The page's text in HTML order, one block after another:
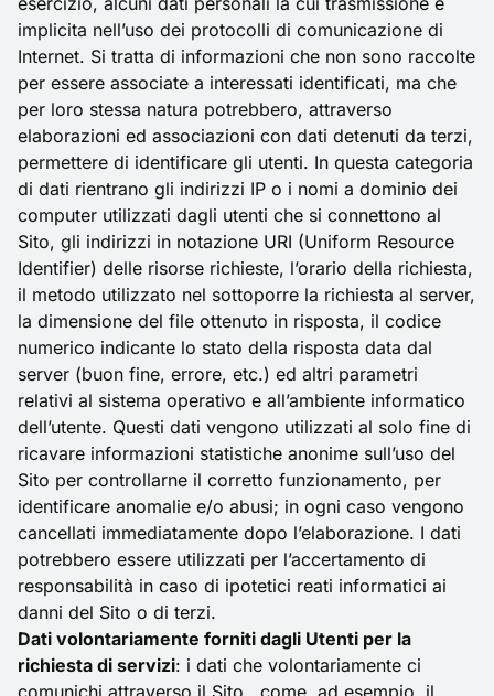
implicita nell’uso dei protocolli di comunicazione di
Internet. Si tratta di informazioni che non sono raccolte
per essere associate a interessati identificati, ma che
per loro stessa natura potrebbero, attraverso
elaborazioni ed associazioni con dati detenuti da terzi,
permettere di identificare gli utenti. In questa categoria
di dati rientrano gli indirizzi IP o i nomi a dominio dei
computer utilizzati dagli utenti che si connettono al
Sito, gli indirizzi in notazione URI (Uniform Resource
Identifier) delle risorse richieste, l’orario della richiesta,
il metodo utilizzato nel sottoporre la richiesta al server,
la dimensione del file ottenuto in risposta, il codice
numerico indicante lo stato della risposta data dal
server (buon fine, errore, etc.) ed altri parametri
relativi al sistema operativo e all’ambiente informatico
dell’utente. Questi dati vengono utilizzati al solo fine di
ricavare informazioni statistiche anonime sull’uso del
Sito per controllarne il corretto funzionamento, per
identificare anomalie e/o abusi; in ogni caso vengono
cancellati immediatamente dopo l’elaborazione. I dati
potrebbero essere utilizzati per l’accertamento di
responsabilità in caso di ipotetici reati informatici ai
danni del Sito o di terzi.
Dati volontariamente forniti dagli Utenti per la
richiesta di servizi: i dati che volontariamente ci
comunichi attraverso il Sito, come, ad esempio, il